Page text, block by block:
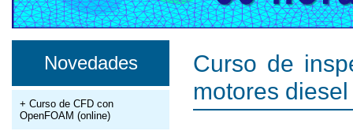
Novedades
+ Curso de CFD con
OpenFOAM (online)
Curso de
motores